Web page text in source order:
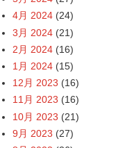
4月 2024 (24)
3月 2024 (21)
2月 2024 (16)
1月 2024 (15)
12月 2023 (16)
11月 2023 (16)
10月 2023 (21)
9月 2023 (27)